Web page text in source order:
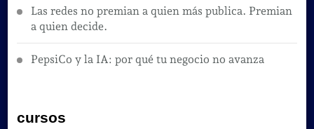
Las redes no premian a quien más publica. Premian
a quien decide.
PepsiCo y la IA: por qué tu negocio no avanza
cursos